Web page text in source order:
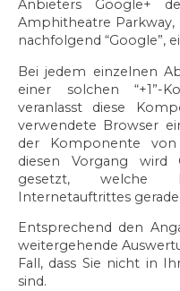
Anbieters Google+
Amphitheatre Parkway,
nachfolgend “Google”,
Bei jedem einzelnen
einer solchen “+1”-
veranlasst diese
verwendete Browser
der Komponente
diesen Vorgang wird
gesetzt, welche
Internetauftrittes
Entsprechend den
weitergehende
Fall, dass Sie nicht in
sind.